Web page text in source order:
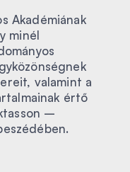
Akadémiának
minél
valamint a
értő
–